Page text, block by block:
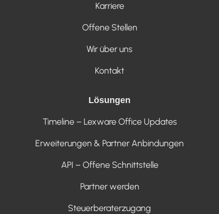
Karriere
Offene Stellen
Wir über uns
Kontakt
Lösungen
Timeline – Lexware Office Updates
Erweiterungen & Partner Anbindungen
API – Offene Schnittstelle
Partner werden
Steuerberaterzugang